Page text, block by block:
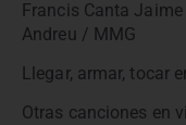
Francis Canta
Andreu / MMG
Llegar, armar, tocar
Otras canciones en